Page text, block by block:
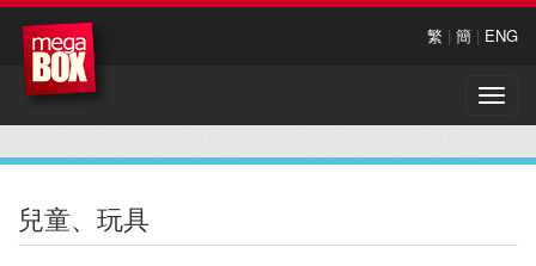
繁 | 簡 | ENG
Toggle
兒童、玩具